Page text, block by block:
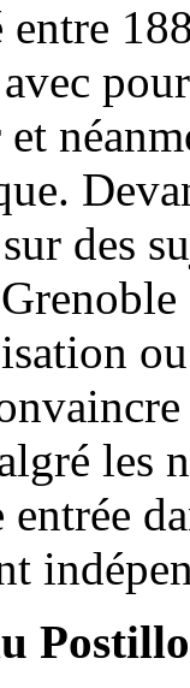
des
les